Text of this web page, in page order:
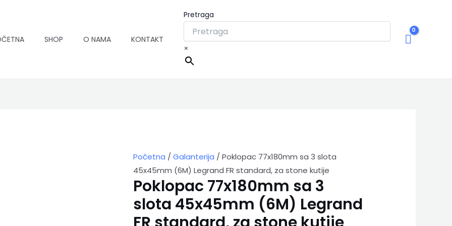
SHOP O NAMA KONTAKT
Pretraga
×
Početna / Galanterija / Poklopac 77x180mm sa 3 slota
45x45mm (6M) Legrand FR standard, za stone kutije
Poklopac 77x180mm sa 3
slota 45x45mm (6M) Legrand
slota
(6M)
Legrand
standard,
za